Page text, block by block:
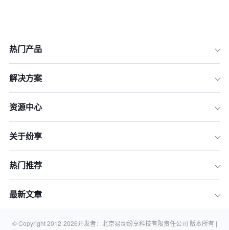
4.个性化营销的实施
相关知识
热门产品
解决方案
资源中心
关于纷享
热门推荐
最新文章
© Copyright 2012-2026开发者：北京易动纷享科技有限责任公司 版本所有 |